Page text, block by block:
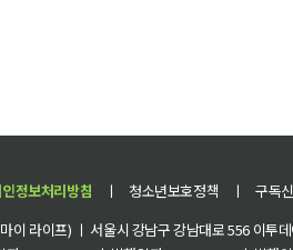
정보처리방침 ㅣ 청소년보호정책 ㅣ 구독
이 라이프) ㅣ 서울시 강남구 강남대로 556 이투